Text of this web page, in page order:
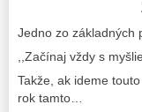
Jedno zo základných
,,Začínaj vždy s
Takže, ak ideme
rok tamto…